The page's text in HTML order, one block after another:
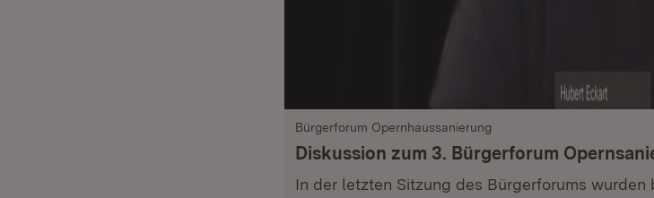
Bürgerforum Opernhaussanierung
Diskussion zum 3. Bürgerforum
In der letzten Sitzung des Bürgerforums wurden